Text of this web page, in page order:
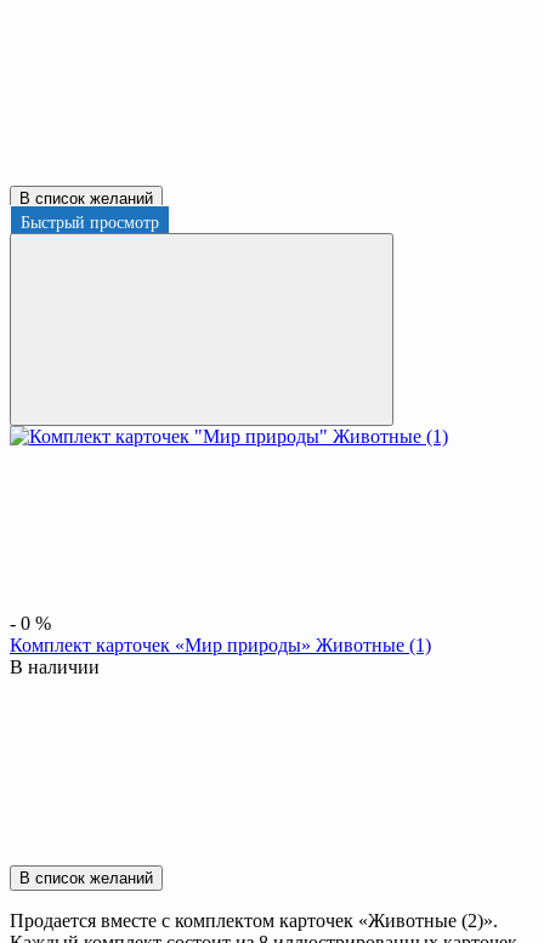
В список желаний
Быстрый просмотр
- 0 %
Комплект карточек «Мир природы» Животные (1)
В наличии
В список желаний
Продается вместе с комплектом карточек «Животные (2)».